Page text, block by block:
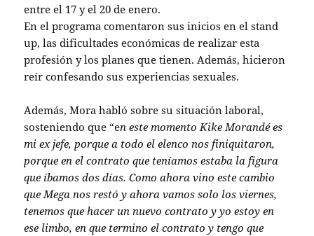
entre el 17 y el 20 de enero.
En el programa comentaron sus inicios en el stand
up, las dificultades económicas de realizar esta
profesión y los planes que tienen. Además, hicieron
reír confesando sus experiencias sexuales.
Además, Mora habló sobre su situación laboral,
sosteniendo que “en este momento Kike Morandé es
mi ex jefe, porque a todo el elenco nos finiquitaron,
porque en el contrato que teníamos estaba la figura
que íbamos dos días. Como ahora vino este cambio
que Mega nos restó y ahora vamos solo los viernes,
tenemos que hacer un nuevo contrato y yo estoy en
ese limbo, en que termino el contrato y tengo que